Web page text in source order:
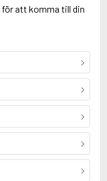
att komma till din